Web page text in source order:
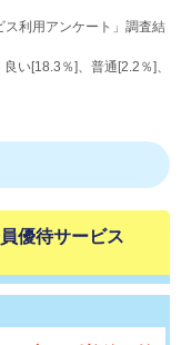
利用アンケート」調査結
い[18.3％]、普通[2.2％]、
優待サービス